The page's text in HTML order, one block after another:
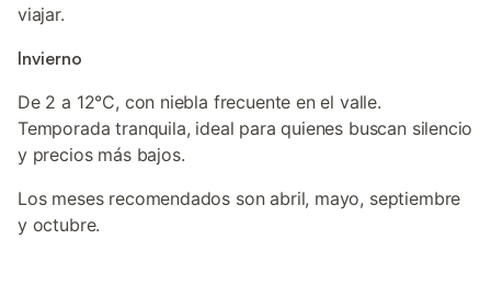
viajar.
Invierno
De 2 a 12°C, con niebla frecuente en el valle.
Temporada tranquila, ideal para quienes buscan silencio
y precios más bajos.
Los meses recomendados son abril, mayo, septiembre
y octubre.